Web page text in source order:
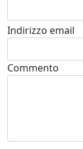
Indirizzo email
Commento